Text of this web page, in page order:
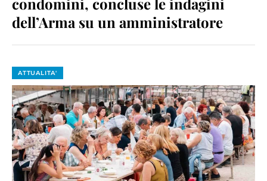
dell’Arma su un amministratore
ATTUALITA'